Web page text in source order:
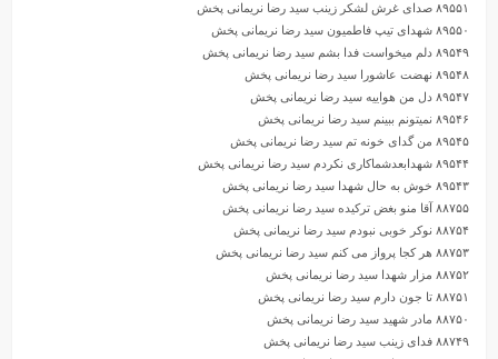
۸۹۵۵۱ صدای غرش لشکر زینب سید رضا نریمانی پخش
۸۹۵۵۰ شهدای تیپ فاطمیون سید رضا نریمانی پخش
۸۹۵۴۹ دلم میخواست فدا بشم سید رضا نریمانی پخش
۸۹۵۴۸ نهضت عاشورا سید رضا نریمانی پخش
۸۹۵۴۷ دل من هواییه سید رضا نریمانی پخش
۸۹۵۴۶ نمیتونم ببینم سید رضا نریمانی پخش
۸۹۵۴۵ من گدای خونه تم سید رضا نریمانی پخش
۸۹۵۴۴ شهدابعدشماکاری نکردم سید رضا نریمانی پخش
۸۹۵۴۳ خوش به حال شهدا سید رضا نریمانی پخش
۸۸۷۵۵ آقا منو بغض ترکیده سید رضا نریمانی پخش
۸۸۷۵۴ نوکر خوبی نبودم سید رضا نریمانی پخش
۸۸۷۵۳ هر کجا پرواز می کنم سید رضا نریمانی پخش
۸۸۷۵۲ مزار شهدا سید رضا نریمانی پخش
۸۸۷۵۱ تا جون دارم سید رضا نریمانی پخش
۸۸۷۵۰ مادر شهید سید رضا نریمانی پخش
۸۸۷۴۹ فدای زینب سید رضا نریمانی پخش